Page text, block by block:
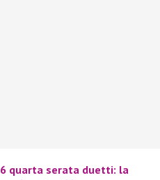
quarta serata duetti: la